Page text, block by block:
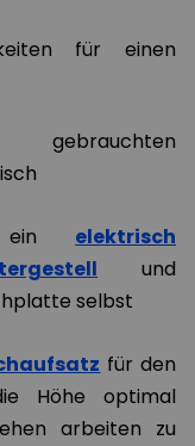
für einen
ein elektrisch
und
selbst
für den
Höhe optimal
arbeiten zu